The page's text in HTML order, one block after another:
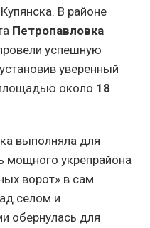
В районе
Петропавловка
успешную
уверенный
около 18
выполняла для
мощного укрепрайона
ворот» в сам
селом и
обернулась для